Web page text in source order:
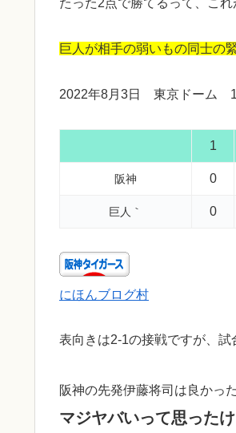
たった2点で勝てるって、これ
巨人が相手の弱いもの同士の
2022年8月3日 東京ドーム
1
阪神 0
巨人｀ 0
にほんブログ村
表向きは2-1の接戦ですが、試
阪神の先発伊藤将司は良かっ
マジヤバいって思った